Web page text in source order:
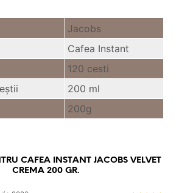
Jacobs
Cafea Instant
120 cesti
200 ml
200g
CAFEA INSTANT JACOBS VELVET
CREMA 200 GR.